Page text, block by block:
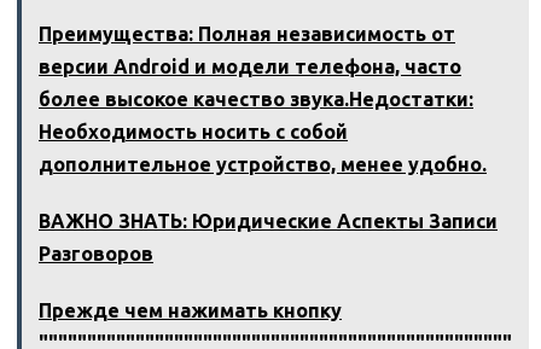
Преимущества: Полная независимость от
версии Android и модели телефона, часто
более высокое качество звука.Недостатки:
Необходимость носить с собой
дополнительное устройство, менее удобно.
ВАЖНО ЗНАТЬ: Юридические Аспекты Записи
Разговоров
Прежде чем нажимать кнопку
"""""""""""""""""""""""""""""""""""""""""""""""""